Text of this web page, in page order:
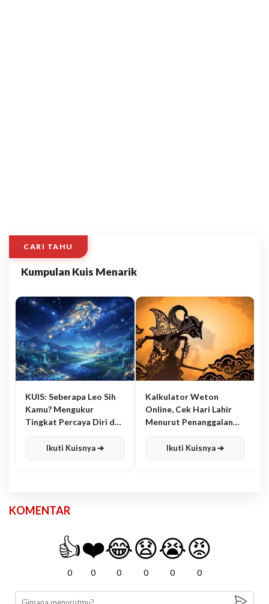
CARI TAHU
Kumpulan Kuis Menarik
KUIS: Seberapa Leo Sih
Kamu? Mengukur
Tingkat Percaya Diri dan
Ikuti Kuisnya ➔
Kalkulator Weton
Online, Cek Hari Lahir
Menurut Penanggalan
Ikuti Kuisnya ➔
KOMENTAR
👍
0
❤️
0
😂
0
😧
0
😭
0
😡
0